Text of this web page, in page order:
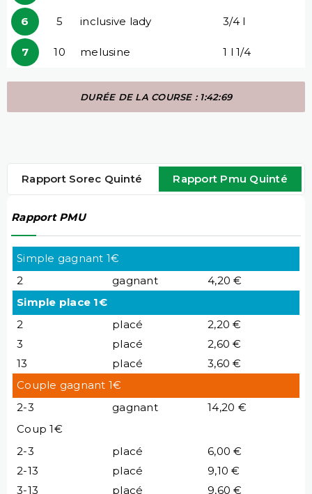
6 5 inclusive lady 3/4 l
7 10 melusine 1 l 1/4
DURÉE DE LA COURSE : 1:42:69
Rapport Sorec Quinté Rapport Pmu Quinté
Rapport PMU
Simple gagnant 1€
2
gagnant
4,20 €
Simple place 1€
2
placé
2,20 €
3
placé
2,60 €
13
placé
3,60 €
Couple gagnant 1€
2-3
gagnant
14,20 €
Coup 1€
2-3
placé
6,00 €
2-13
placé
9,10 €
3-13
placé 9,60 €